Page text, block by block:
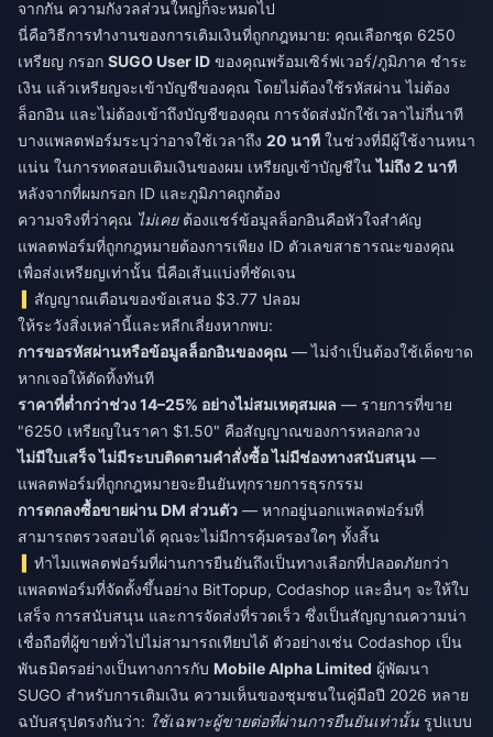
จากกัน ความกังวลส่วนใหญ่ก็จะหมดไป
นี่คือวิธีการทำงานของการเติมเงินที่ถูกกฎหมาย: คุณเลือกชุด 6250
เหรียญ กรอก SUGO User ID ของคุณพร้อมเซิร์ฟเวอร์/ภูมิภาค ชำระ
เงิน แล้วเหรียญจะเข้าบัญชีของคุณ โดยไม่ต้องใช้รหัสผ่าน ไม่ต้อง
ล็อกอิน และไม่ต้องเข้าถึงบัญชีของคุณ การจัดส่งมักใช้เวลาไม่กี่นาที
บางแพลตฟอร์มระบุว่าอาจใช้เวลาถึง 20 นาที ในช่วงที่มีผู้ใช้งานหนา
แน่น ในการทดสอบเติมเงินของผม เหรียญเข้าบัญชีในไม่ถึง 2 นาที
หลังจากที่ผมกรอก ID และภูมิภาคถูกต้อง
ความจริงที่ว่าคุณ ไม่เคยต้องแชร์ข้อมูลล็อกอินคือหัวใจสำคัญ
แพลตฟอร์มที่ถูกกฎหมายต้องการเพียง ID ตัวเลขสาธารณะของคุณ
เพื่อส่งเหรียญเท่านั้น นี่คือเส้นแบ่งที่ชัดเจน
สัญญาณเตือนของข้อเสนอ $3.77 ปลอม
ให้ระวังสิ่งเหล่านี้และหลีกเลี่ยงหากพบ:
การขอรหัสผ่านหรือข้อมูลล็อกอินของคุณ — ไม่จำเป็นต้องใช้เด็ดขาด
หากเจอให้ตัดทิ้งทันที
ราคาที่ต่ำกว่าช่วง 14–25% อย่างไม่สมเหตุสมผล — รายการที่ขาย
"6250 เหรียญในราคา $1.50" คือสัญญาณของการหลอกลวง
ไม่มีใบเสร็จ ไม่มีระบบติดตามคำสั่งซื้อ ไม่มีช่องทางสนับสนุน —
แพลตฟอร์มที่ถูกกฎหมายจะยืนยันทุกรายการธุรกรรม
การตกลงซื้อขายผ่าน DM ส่วนตัว — หากอยู่นอกแพลตฟอร์มที่
สามารถตรวจสอบได้ คุณจะไม่มีการคุ้มครองใดๆ ทั้งสิ้น
ทำไมแพลตฟอร์มที่ผ่านการยืนยันถึงเป็นทางเลือกที่ปลอดภัยกว่า
แพลตฟอร์มที่จัดตั้งขึ้นอย่าง BitTopup, Codashop และอื่นๆ จะให้ใบ
เสร็จ การสนับสนุน และการจัดส่งที่รวดเร็ว ซึ่งเป็นสัญญาณความน่า
เชื่อถือที่ผู้ขายทั่วไปไม่สามารถเทียบได้ ตัวอย่างเช่น Codashop เป็น
พันธมิตรอย่างเป็นทางการกับ Mobile Alpha Limited ผู้พัฒนา
SUGO สำหรับการเติมเงิน ความเห็นของชุมชนในคู่มือปี 2026 หลาย
ฉบับสรุปตรงกันว่า: ใช้เฉพาะผู้ขายต่อที่ผ่านการยืนยันเท่านั้น รูปแบบ